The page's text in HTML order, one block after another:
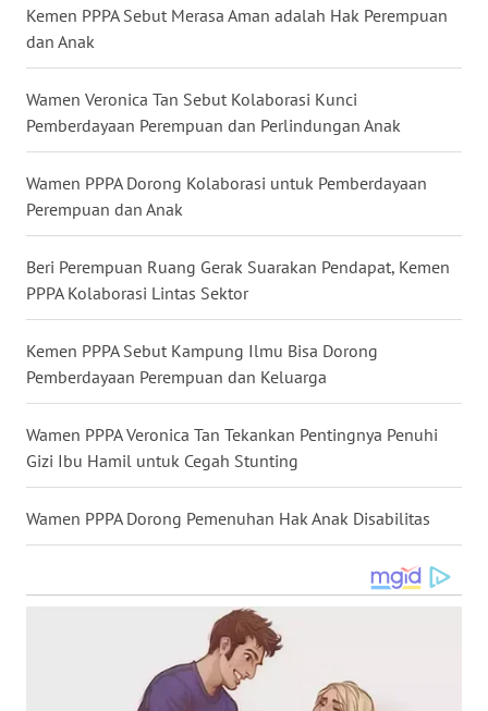
Kemen PPPA Sebut Merasa Aman adalah Hak Perempuan
dan Anak
Wamen Veronica Tan Sebut Kolaborasi Kunci
Pemberdayaan Perempuan dan Perlindungan Anak
Wamen PPPA Dorong Kolaborasi untuk Pemberdayaan
Perempuan dan Anak
Beri Perempuan Ruang Gerak Suarakan Pendapat, Kemen
PPPA Kolaborasi Lintas Sektor
Kemen PPPA Sebut Kampung Ilmu Bisa Dorong
Pemberdayaan Perempuan dan Keluarga
Wamen PPPA Veronica Tan Tekankan Pentingnya Penuhi
Gizi Ibu Hamil untuk Cegah Stunting
Wamen PPPA Dorong Pemenuhan Hak Anak Disabilitas
WN
NUSANTARA
WN
JOGJA
WN
JATIM
WN
BALI
WN
KALBAR
WN
KALTENG
WN